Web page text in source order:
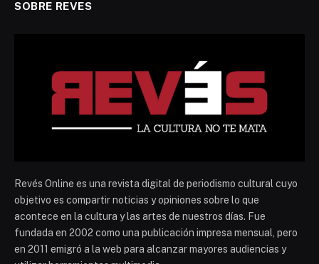
SOBRE REVES
Revés Online es una revista digital de periodismo cultural cuyo
objetivo es compartir noticias y opiniones sobre lo que
acontece en la cultura y las artes de nuestros días. Fue
fundada en 2002 como una publicación impresa mensual, pero
en 2011 emigró a la web para alcanzar mayores audiencias y